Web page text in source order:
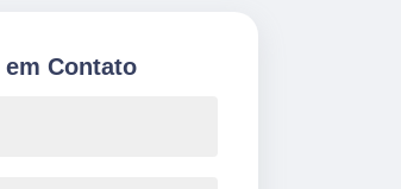
em Contato